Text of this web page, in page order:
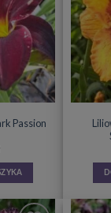
Passion